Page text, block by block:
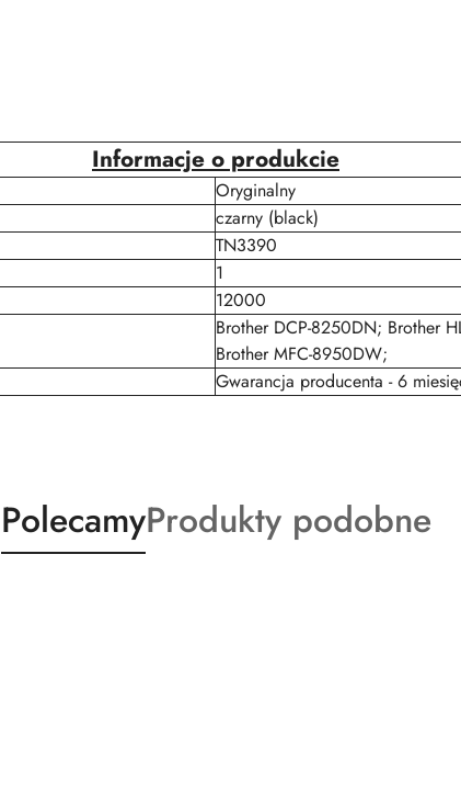
Informacje o produkcie
Oryginalny
czarny (black)
TN3390
1
12000
Brother DCP-8250DN; Brother
Brother MFC-8950DW;
Gwarancja producenta - 6
Produkty
o
PolecamyProdukty
o
Produkty podobne